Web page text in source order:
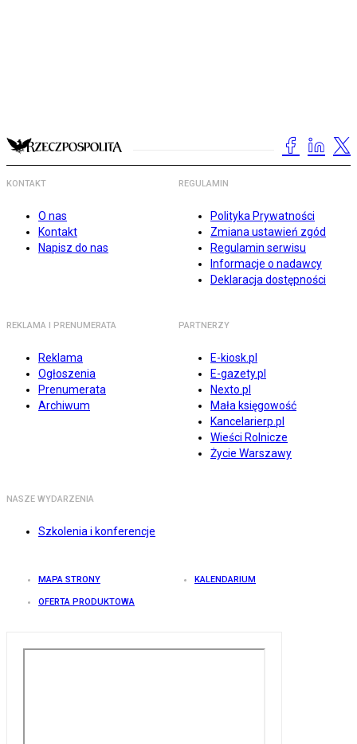
KONTAKT
O nas
Kontakt
Napisz do nas
REGULAMIN
Polityka Prywatności
Zmiana ustawień zgód
Regulamin serwisu
Informacje o nadawcy
Deklaracja dostępności
REKLAMA I PRENUMERATA
Reklama
Ogłoszenia
Prenumerata
Archiwum
PARTNERZY
E-kiosk.pl
E-gazety.pl
Nexto.pl
Mała księgowość
Kancelarierp.pl
Wieści Rolnicze
Życie Warszawy
NASZE WYDARZENIA
Szkolenia i konferencje
MAPA STRONY KALENDARIUM
OFERTA PRODUKTOWA